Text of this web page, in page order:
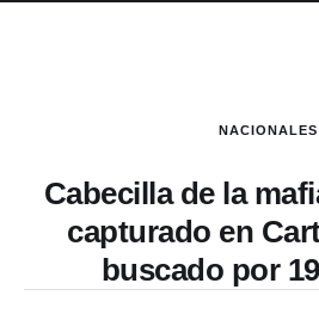
NACIONALES
Cabecilla de la
capturado en
buscado por